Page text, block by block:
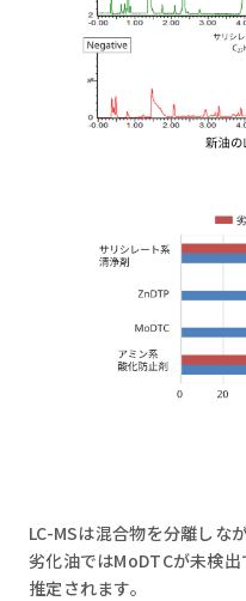
LC-MSは混合物を分離しな
劣化油ではMoDTCが未検
推定されます。